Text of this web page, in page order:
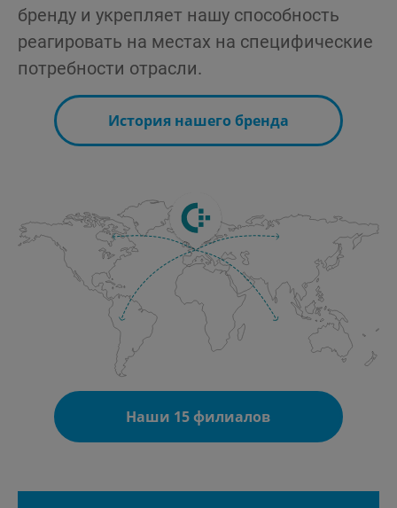
бренду и укрепляет нашу способность
реагировать на местах на специфические
потребности отрасли.
История нашего бренда
Наши 15 филиалов